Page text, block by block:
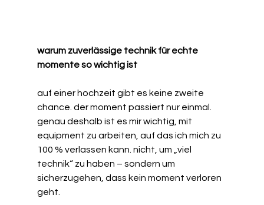
warum zuverlässige technik für echte
momente so wichtig ist
auf einer hochzeit gibt es keine zweite
chance. der moment passiert nur einmal.
genau deshalb ist es mir wichtig, mit
equipment zu arbeiten, auf das ich mich zu
100 % verlassen kann. nicht, um „viel
technik“ zu haben – sondern um
sicherzugehen, dass kein moment verloren
geht.